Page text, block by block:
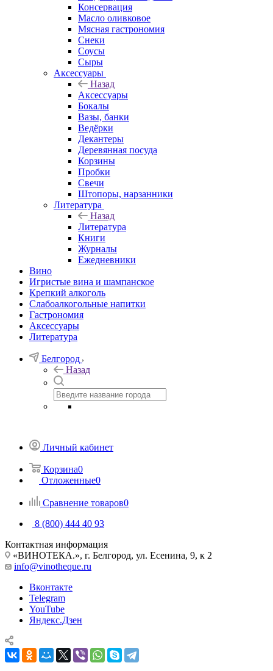
Консервация
Масло оливковое
Мясная гастрономия
Снеки
Соусы
Сыры
Аксессуары
Назад
Аксессуары
Бокалы
Вазы, банки
Ведёрки
Декантеры
Деревянная посуда
Корзины
Пробки
Свечи
Штопоры, нарзанники
Литература
Назад
Литература
Книги
Журналы
Ежедневники
Вино
Игристые вина и шампанское
Крепкий алкоголь
Слабоалкогольные напитки
Гастрономия
Аксессуары
Литература
Белгород
Назад
Личный кабинет
Корзина0
Отложенные0
Сравнение товаров0
8 (800) 444 40 93
Контактная информация
«ВИНОТЕКА.», г. Белгород, ул. Есенина, 9, к 2
info@vinotheque.ru
Вконтакте
Telegram
YouTube
Яндекс.Дзен